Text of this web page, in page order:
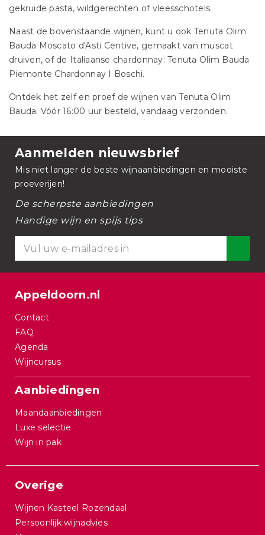
gekruide pasta, wildgerechten of vleesschotels.
Naast de bovenstaande wijnen, kunt u ook Tenuta Olim
Bauda Moscato d'Asti Centive, gemaakt van muscat
druiven, of de Italiaanse chardonnay: Tenuta Olim Bauda
Piemonte Chardonnay I Boschi.
Ontdek het zelf en proef de wijnen van Tenuta Olim
Bauda. Vóór 16:00 uur besteld, vandaag verzonden.
Aanmelden nieuwsbrief
Mis niet langer de beste wijnaanbiedingen en mooiste
proeverijen!
De scherpste aanbiedingen
Handige wijn en spijs tips
Appeldoorn.nl
Contact
FAQ
Agenda
Wijncursus
Aanbiedingen
Maandaanbiedingen
Luxe selectie
Wijn in pak
Overige
Wijnen Kasteel Rozendaal
Persoonlijk wijnadvies